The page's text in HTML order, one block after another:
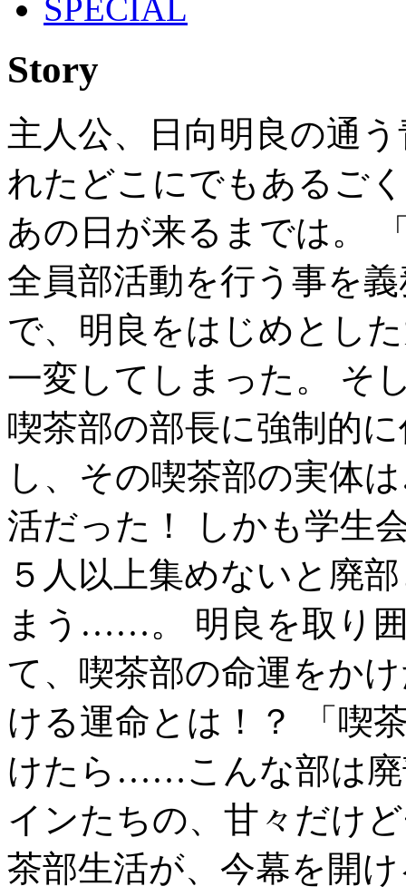
Story
主人公、日向明良の通
れたどこにでもあるご
あの日が来るまでは。
全員部活動を行う事を
で、明良をはじめとし
一変してしまった。 そ
喫茶部の部長に強制的
し、その喫茶部の実体
活だった！ しかも学生
５人以上集めないと廃
まう……。 明良を取り
て、喫茶部の命運をか
ける運命とは！？ 「喫
けたら……こんな部は廃
インたちの、甘々だけ
茶部生活が、今幕を開